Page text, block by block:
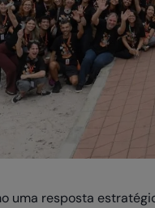
uma resposta